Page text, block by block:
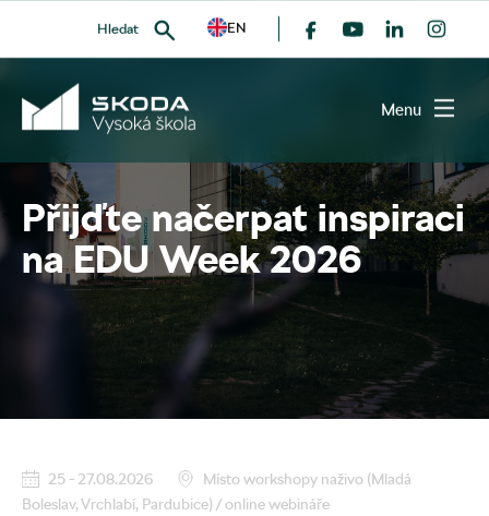
Hledat
VYHLEDAT
EN
Menu
Přijďte načerpat inspiraci
na EDU Week 2026
25 - 27.08.2026
Místo workshopy naživo (Mladá
Boleslav, Vrchlabí, Pardubice) / online webináře